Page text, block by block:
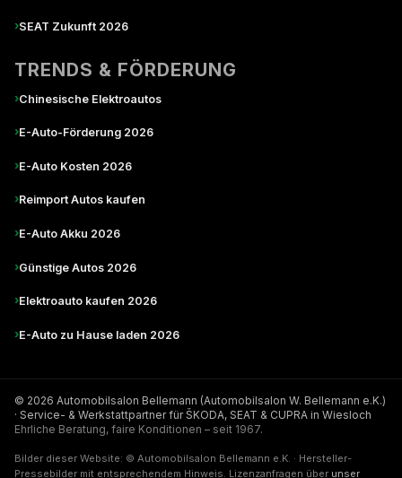
›SEAT Zukunft 2026
TRENDS & FÖRDERUNG
›Chinesische Elektroautos
›E-Auto-Förderung 2026
›E-Auto Kosten 2026
›Reimport Autos kaufen
›E-Auto Akku 2026
›Günstige Autos 2026
›Elektroauto kaufen 2026
›E-Auto zu Hause laden 2026
© 2026 Automobilsalon Bellemann (Automobilsalon W. Bellemann e.K.)
· Service- & Werkstattpartner für ŠKODA, SEAT & CUPRA in Wiesloch
Ehrliche Beratung, faire Konditionen – seit 1967.
Bilder dieser Website: © Automobilsalon Bellemann e.K. · Hersteller-
Pressebilder mit entsprechendem Hinweis. Lizenzanfragen über unser